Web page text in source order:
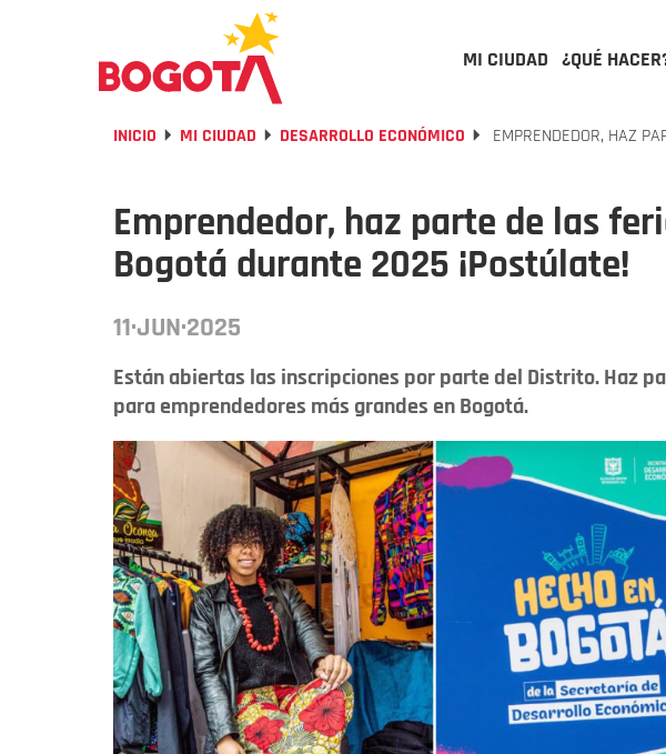
MI CIUDAD ¿QUÉ
INICIO MI CIUDAD DESARROLLO ECONÓMICO EMPRENDEDOR, HAZ
Emprendedor, haz parte de las
Bogotá durante 2025 ¡Postúlate!
11·JUN·2025
Están abiertas las inscripciones por parte del Distrito. Haz
para emprendedores más grandes en Bogotá.